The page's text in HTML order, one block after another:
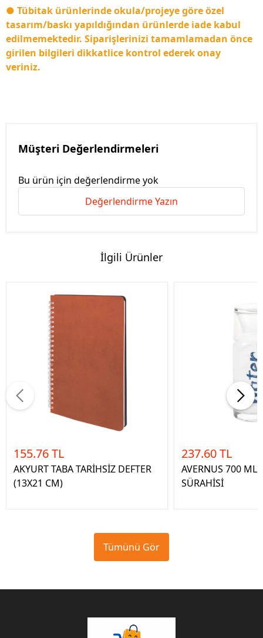
● Tübitak ürünlerinde okula/projeye göre özel
tasarım/baskı yapıldığından ürünlerde iade kabul
edilmemektedir. Siparişlerinizi tamamlamadan önce
girilen bilgileri dikkatlice kontrol ederek onay
veriniz.
Müşteri Değerlendirmeleri
Bu ürün için değerlendirme yok
Değerlendirme Yazın
İlgili Ürünler
155.76 TL
AKYURT TABA TARİHSİZ DEFTER
(13X21 CM)
237.60 TL
AVERNUS 700 ML
SÜRAHİSİ
Tümünü Gör